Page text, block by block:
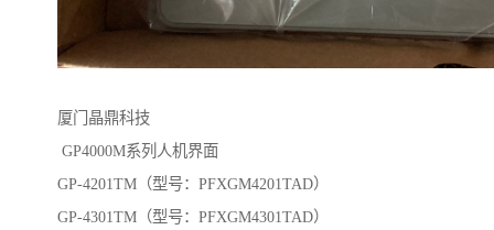
厦门晶鼎科技
GP4000M系列人机界面
GP-4201TM（型号：PFXGM4201TAD）
GP-4301TM（型号：PFXGM4301TAD）